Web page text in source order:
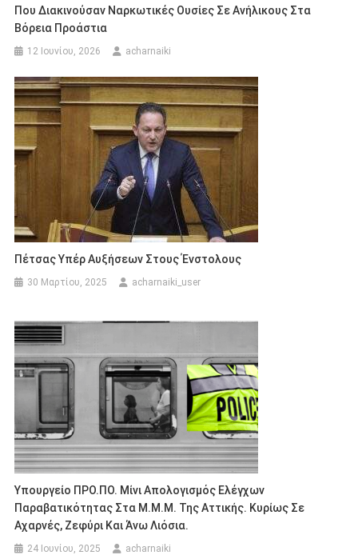
Που Διακινούσαν Ναρκωτικές Ουσίες Σε Ανήλικους Στα
Βόρεια Προάστια
12 Ιουνίου, 2026 acharnaiki
Πέτσας Υπέρ Αυξήσεων Στους Ένστολους
30 Μαρτίου, 2025 acharnaiki_user
Υπουργείο ΠΡΟ.ΠΟ. Μίνι Απολογισμός Ελέγχων
Παραβατικότητας Στα Μ.Μ.Μ. Της Αττικής. Κυρίως Σε
Αχαρνές, Ζεφύρι Και Άνω Λιόσια.
24 Ιουνίου, 2025 acharnaiki